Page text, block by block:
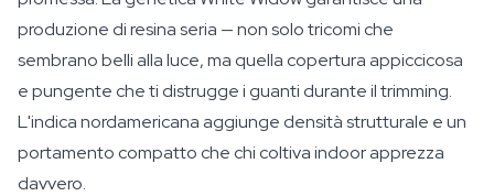
produzione di resina seria — non solo tricomi che
sembrano belli alla luce, ma quella copertura appiccicosa
e pungente che ti distrugge i guanti durante il trimming.
L'indica nordamericana aggiunge densità strutturale e un
portamento compatto che chi coltiva indoor apprezza
davvero.